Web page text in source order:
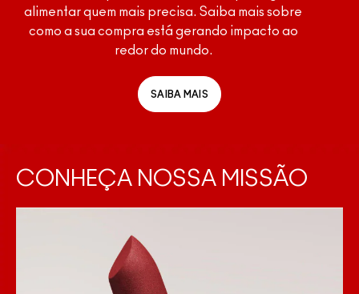
alimentar quem mais precisa. Saiba mais sobre
como a sua compra está gerando impacto ao
redor do mundo.
SAIBA MAIS
CONHEÇA NOSSA MISSÃO